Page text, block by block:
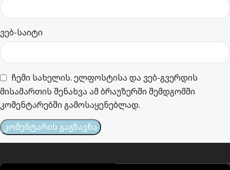
ვებ-საიტი
ჩემი სახელის. ელფოსტისა და ვებ-გვერდის
მისამართის შენახვა ამ ბრაუზერში შემდგომში
კომენტარებში გამოსაყენებლად.